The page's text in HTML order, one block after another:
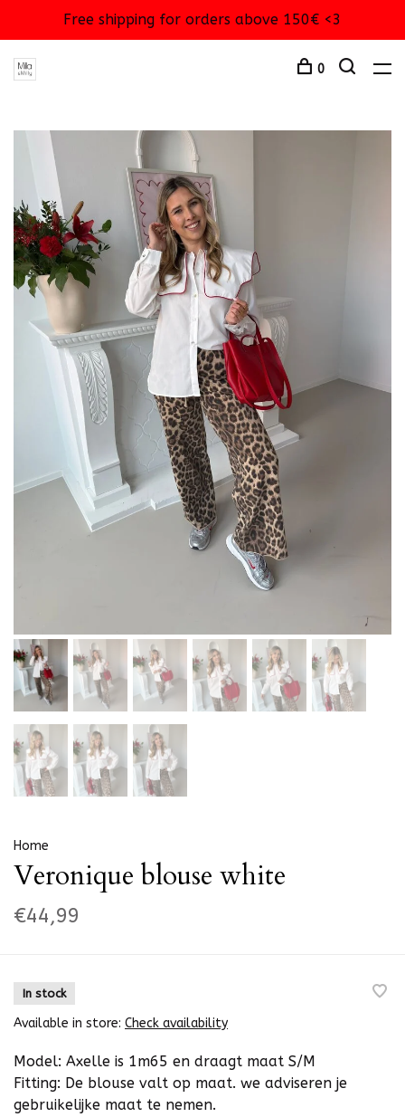
Free shipping for orders above 150€ <3
0
Home
Veronique blouse white
€44,99
In stock
Available in store: Check availability
Model: Axelle is 1m65 en draagt maat S/M
Fitting: De blouse valt op maat. we adviseren je
gebruikelijke maat te nemen.